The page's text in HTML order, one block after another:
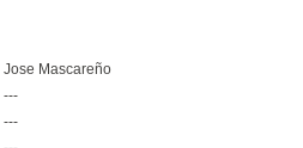
Jose Mascareño
---
---